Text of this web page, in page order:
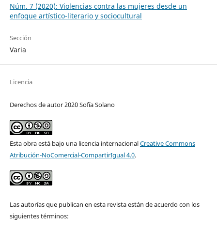
Núm. 7 (2020): Violencias contra las mujeres desde un
enfoque artístico-literario y sociocultural
Sección
Varia
Licencia
Derechos de autor 2020 Sofía Solano
Esta obra está bajo una licencia internacionalCreative Commons
Atribución-NoComercial-CompartirIgual 4.0.
Las autorías que publican en esta revista están de acuerdo con los
siguientes términos: